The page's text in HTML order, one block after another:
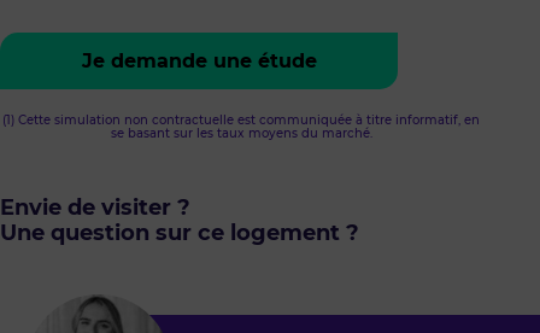
Je demande une étude
(1) Cette simulation non contractuelle est communiquée à titre informatif, en
se basant sur les taux moyens du marché.
Envie de visiter ?
Une question sur ce logement ?